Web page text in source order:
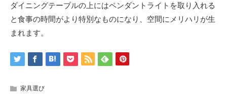
ダイニングテーブルの上にはペンダントライトを取り入れる
と食事の時間がより特別なものになり、空間にメリハリが生
まれます。
家具選び